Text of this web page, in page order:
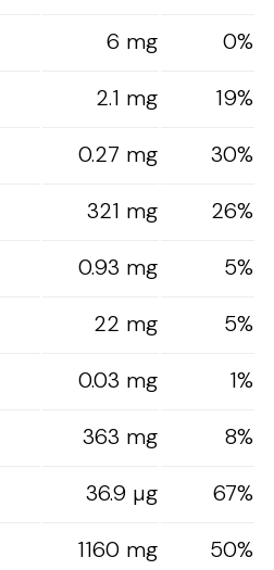
6 mg
0%
2.1 mg
19%
0.27 mg
30%
321 mg
26%
0.93 mg
5%
22 mg
5%
0.03 mg
1%
363 mg
8%
36.9 µg
67%
1160 mg 50%